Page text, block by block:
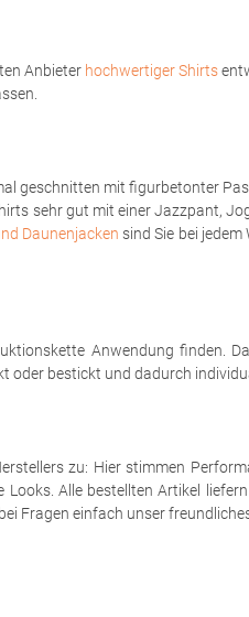
Anbieter hochwertiger Shirts
geschnitten mit figurbetonter
sehr gut mit einer Jazzpant,
Daunenjacken sind Sie bei
Anwendung finden.
oder bestickt und dadurch
zu: Hier stimmen
Alle bestellten Artikel
Fragen einfach unser